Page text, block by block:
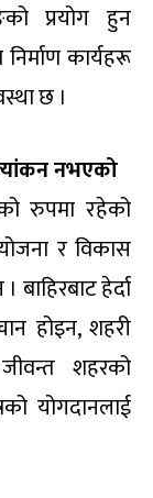
प्रयोग हुन
कार्यहरू
छ ।
नभएको
रुपमा रहेको
र विकास
हेर्दा
होइन, शहरी
शहरको
योगदानलाई